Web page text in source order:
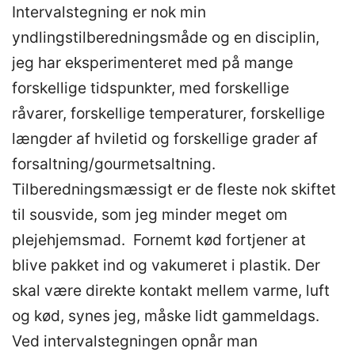
Intervalstegning er nok min
yndlingstilberedningsmåde og en disciplin,
jeg har eksperimenteret med på mange
forskellige tidspunkter, med forskellige
råvarer, forskellige temperaturer, forskellige
længder af hviletid og forskellige grader af
forsaltning/gourmetsaltning.
Tilberedningsmæssigt er de fleste nok skiftet
til sousvide, som jeg minder meget om
plejehjemsmad. Fornemt kød fortjener at
blive pakket ind og vakumeret i plastik. Der
skal være direkte kontakt mellem varme, luft
og kød, synes jeg, måske lidt gammeldags.
Ved intervalstegningen opnår man